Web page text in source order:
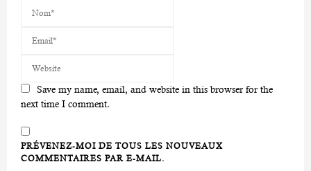
Save my name, email, and website in this browser for the
next time I comment.
PRÉVENEZ-MOI DE TOUS LES NOUVEAUX
COMMENTAIRES PAR E-MAIL.